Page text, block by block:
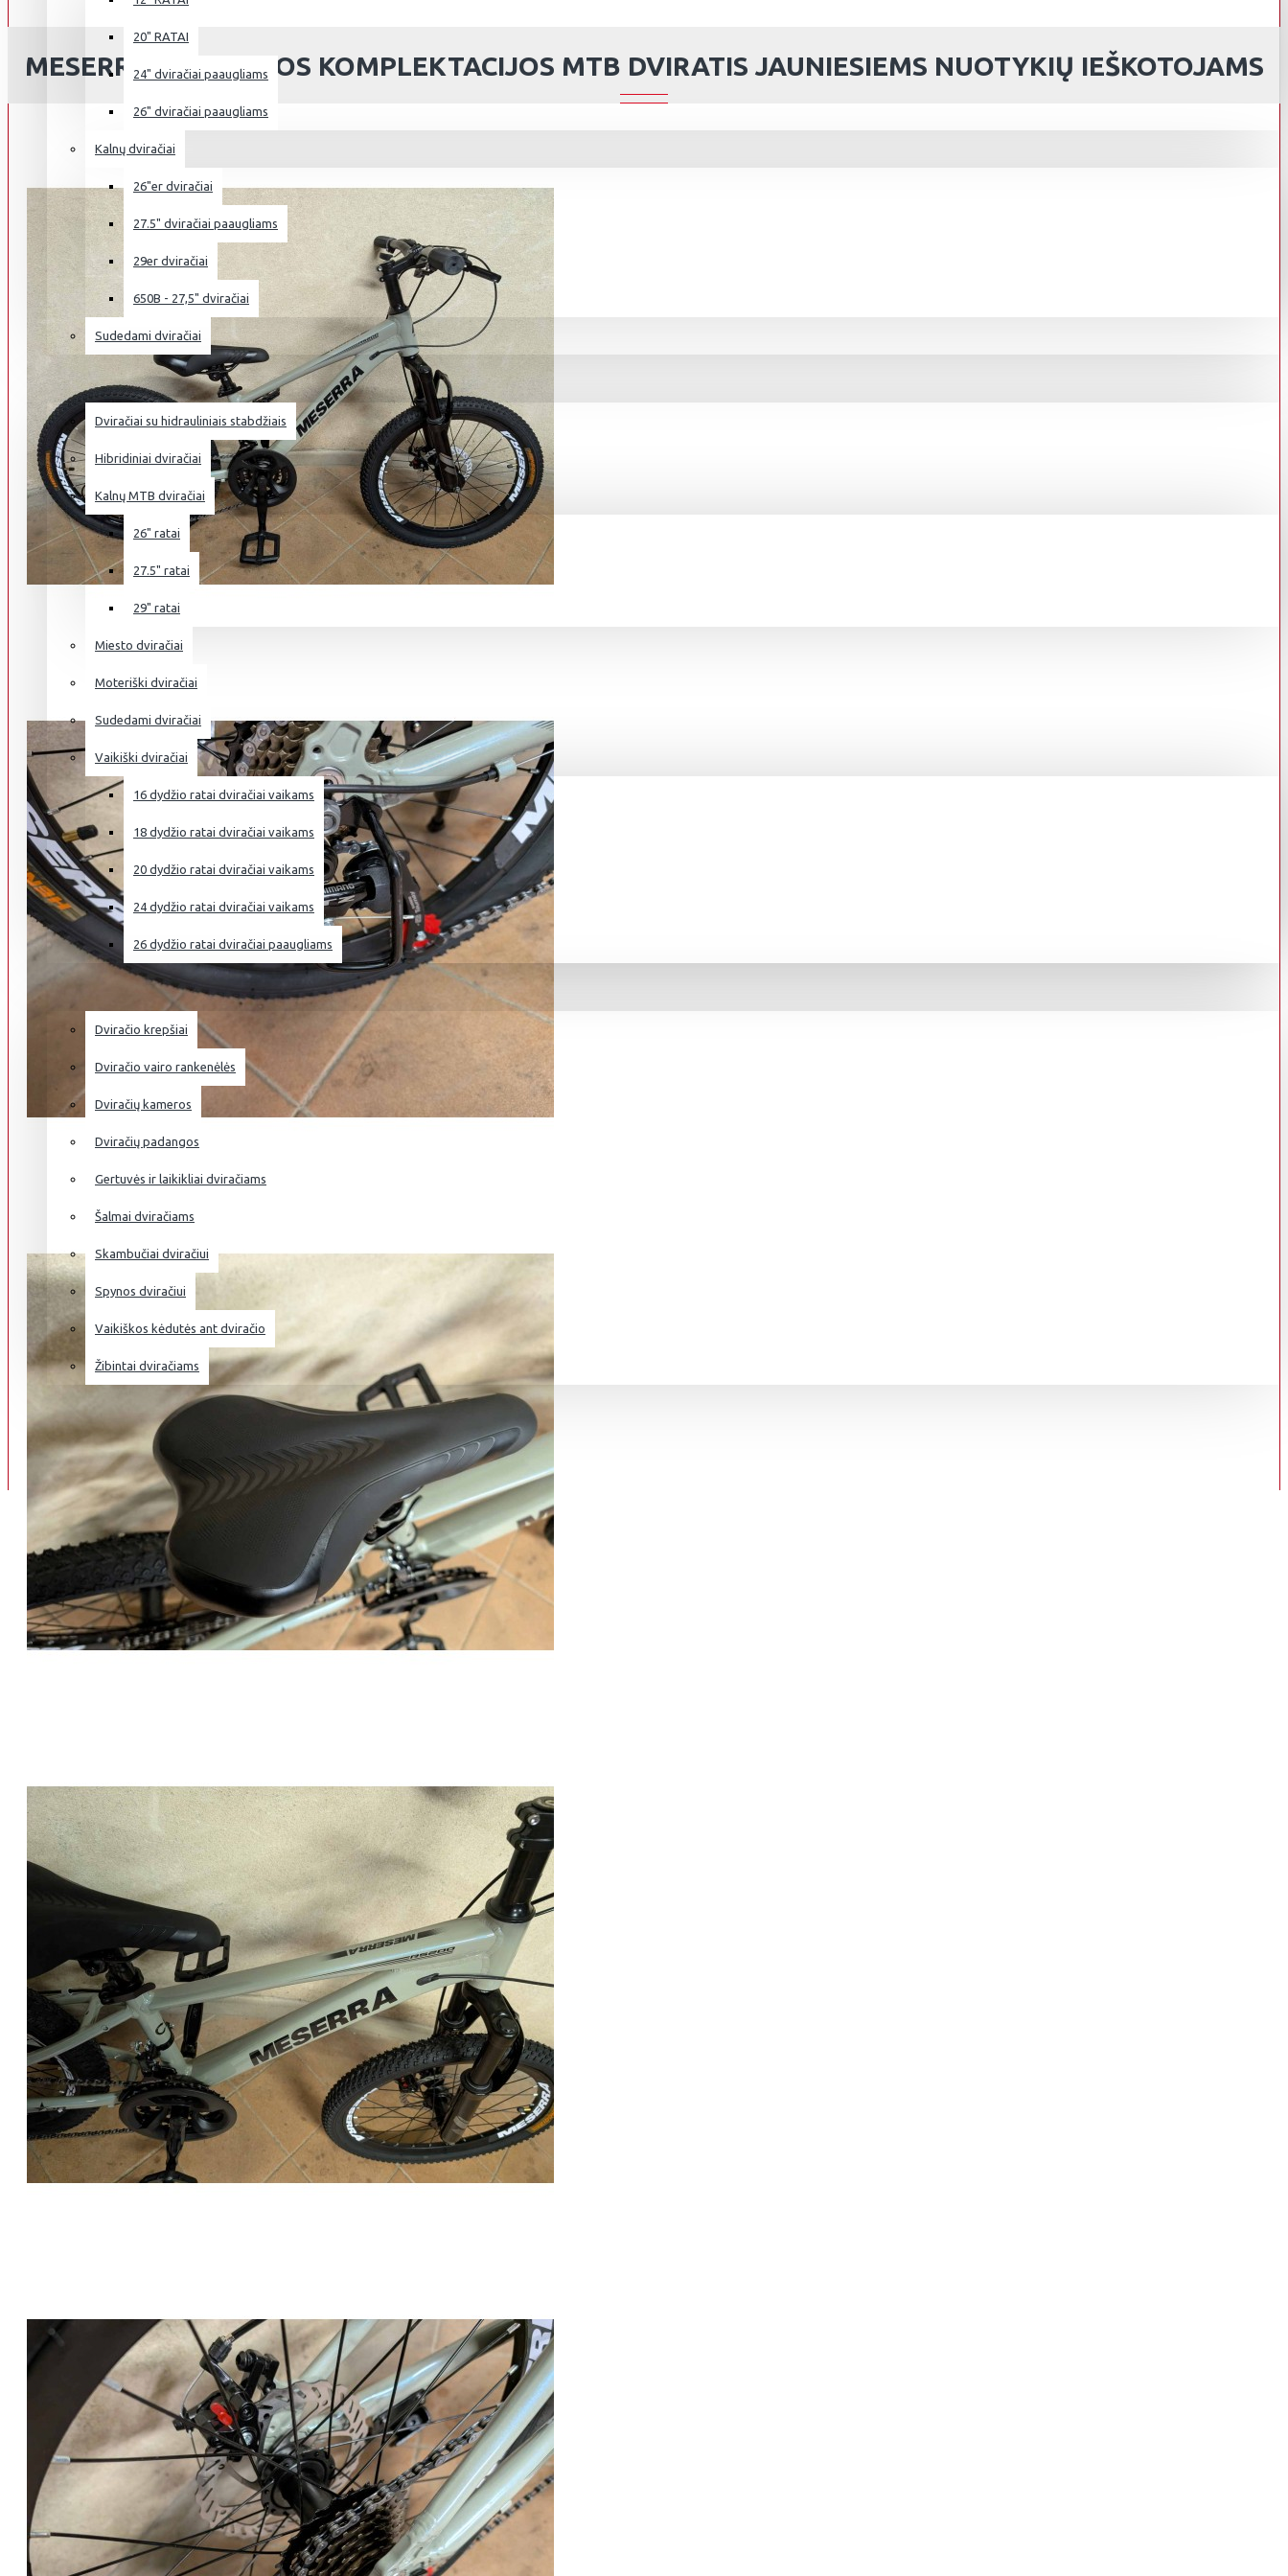
20" RATAI
24" dviračiai paaugliams
26" dviračiai paaugliams
Kalnų dviračiai
26"er dviračiai
27.5" dviračiai paaugliams
29er dviračiai
650B - 27,5" dviračiai
Sudedami dviračiai
NAUDOTI DVIRAČIAI
Dviračiai su hidrauliniais stabdžiais
Hibridiniai dviračiai
Kalnų MTB dviračiai
26" ratai
27.5" ratai
29" ratai
Miesto dviračiai
Moteriški dviračiai
Sudedami dviračiai
Vaikiški dviračiai
16 dydžio ratai dviračiai vaikams
18 dydžio ratai dviračiai vaikams
20 dydžio ratai dviračiai vaikams
24 dydžio ratai dviračiai vaikams
26 dydžio ratai dviračiai paaugliams
DVIRAČIŲ PRIEDAI
Dviračio krepšiai
Dviračio vairo rankenėlės
Dviračių kameros
Dviračių padangos
Gertuvės ir laikikliai dviračiams
Šalmai dviračiams
Skambučiai dviračiui
Spynos dviračiui
Vaikiškos kėdutės ant dviračio
Žibintai dviračiams
DVIRAČIŲ REMONTAS
APIE DVIRAČIUS INFO
MESERRA 20": PILNOS KOMPLEKTACIJOS MTB DVIRATIS JAUNIESIEMS NUOTYKIŲ IEŠKOTOJAMS